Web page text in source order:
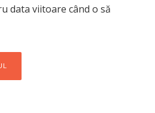
data viitoare când o să